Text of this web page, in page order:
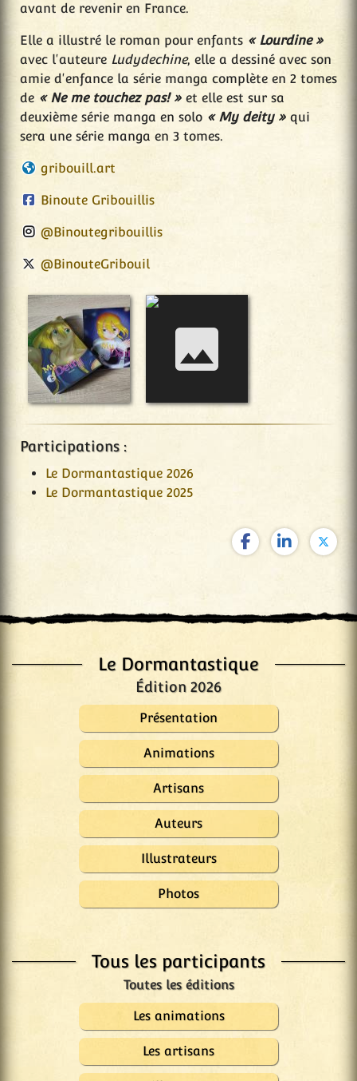
Le Dormantastique
Édition 2026
Présentation
Animations
Artisans
Auteurs
Illustrateurs
Photos
Tous les participants
Les animations
Les artisans
avant de revenir en France.
Elle a illustré le roman pour enfants « Lourdine »
avec l'auteure Ludydechine, elle a dessiné avec son
amie d'enfance la série manga complète en 2 tomes
de « Ne me touchez pas! » et elle est sur sa
deuxième série manga en solo « My deity » qui
sera une série manga en 3 tomes.
gribouill.art
Binoute Gribouillis
@Binoutegribouillis
@BinouteGribouil
Participations :
Le Dormantastique 2026
Le Dormantastique 2025